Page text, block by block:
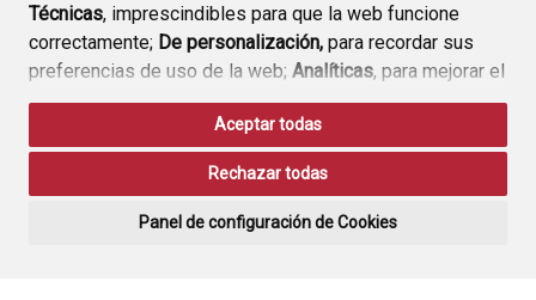
Técnicas, imprescindibles para que la web funcione
correctamente; De personalización, para recordar sus
preferencias de uso de la web; Analíticas, para mejorar el
funcionamiento de la web y sus servicios.
Si acepta pulsando el botón“Aceptar todas”
consideramos que acepta su uso. Si pulsa el botón
ninguna acción, se guardarán las cookies técnicas
Aceptar todas
Rechazar todas
Panel de configuración de Cookies